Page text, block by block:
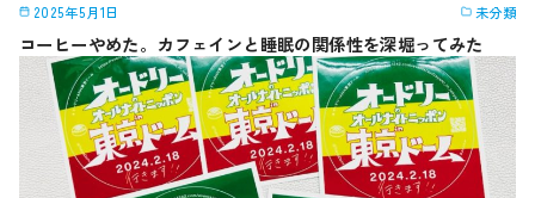
2025年5月1日 未分類
コーヒーやめた。カフェインと睡眠の関係性を深堀ってみた